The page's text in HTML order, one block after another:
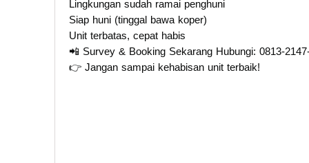
Lingkungan sudah ramai penghuni
Siap huni (tinggal bawa koper)
Unit terbatas, cepat habis
📲 Survey & Booking Sekarang Hubungi: 0813-
👉 Jangan sampai kehabisan unit terbaik!